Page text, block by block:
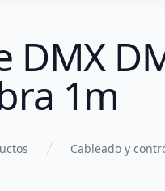
DMX
1m
Cableado y